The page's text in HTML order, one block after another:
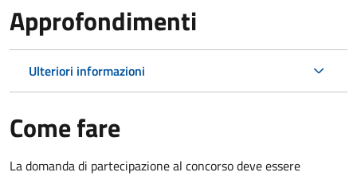
Approfondimenti
Ulteriori informazioni
Come fare
La domanda di partecipazione al concorso deve essere